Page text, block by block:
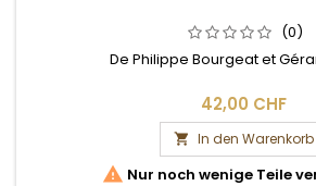
(0)
De Philippe Bourgeat et
42,00 CHF
 In den Warenkorb
 Nur noch wenige Teile